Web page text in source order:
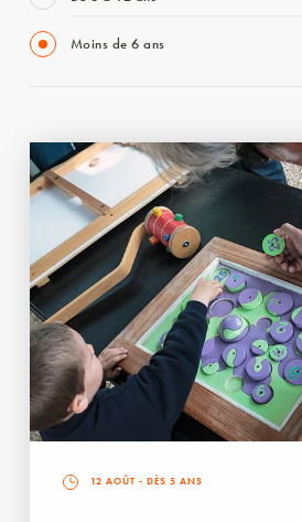
Moins de 6 ans
12 AOÛT - DÈS 5 ANS